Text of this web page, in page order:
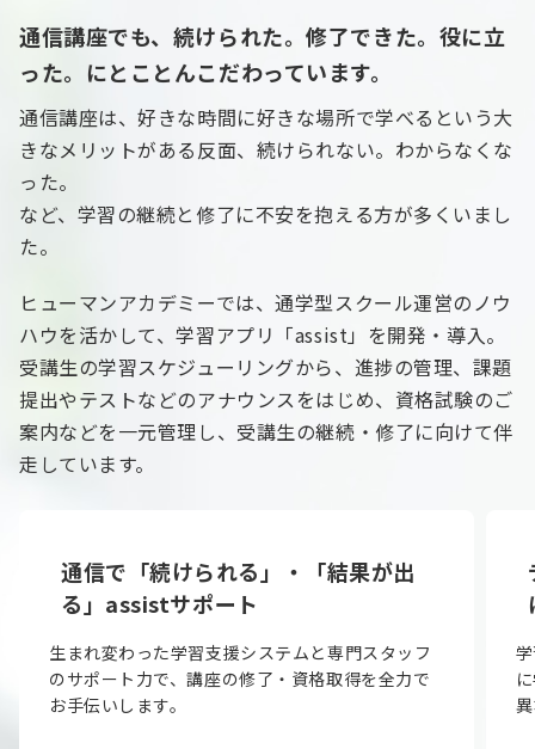
通信講座でも、続けられた。修了できた。役に立
った。にとことんこだわっています。
通信講座は、好きな時間に好きな場所で学べるという大
きなメリットがある反面、続けられない。わからなくな
った。
など、学習の継続と修了に不安を抱える方が多くいまし
た。
ヒューマンアカデミーでは、通学型スクール運営のノウ
ハウを活かして、学習アプリ「assist」を開発・導入。
受講生の学習スケジューリングから、進捗の管理、課題
提出やテストなどのアナウンスをはじめ、資格試験のご
案内などを一元管理し、受講生の継続・修了に向けて伴
走しています。
通信で「続けられる」・「結果が出
る」assistサポート
生まれ変わった学習支援システムと専門スタッフ
のサポート力で、講座の修了・資格取得を全力で
お手伝いします。